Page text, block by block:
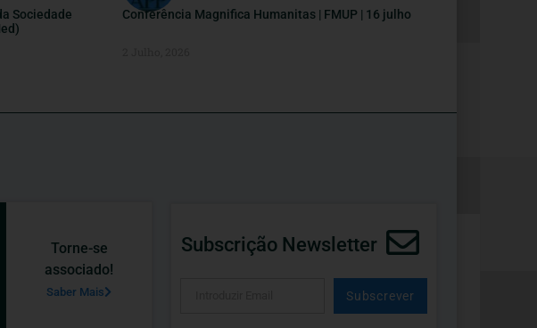
Sociedade
Conferência Magnifica Humanitas | FMUP | 16 julho
Torne-se
associado!
Saber Mais
Subscrição Newsletter
Subscrever